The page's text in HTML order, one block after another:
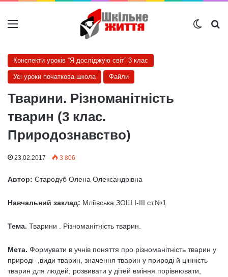
Меню
Конспекти уроків “Я досліджую світ” 3 клас
Усі уроки початкова школа Файли
Тварини. Різноманітність
тварин (3 клас.
Природознавство)
23.02.2017 3 806
Автор: Стародуб Олена Олександрівна
Навчальний заклад: Мліївська ЗОШ І-ІІІ ст.№1
Тема. Тварини . Різноманітність тварин.
Мета. Формувати в учнів поняття про різноманітність тварин у
природі ,види тварин, значення тварин у природі й цінність
тварин для людей; розвивати у дітей вміння порівнювати,